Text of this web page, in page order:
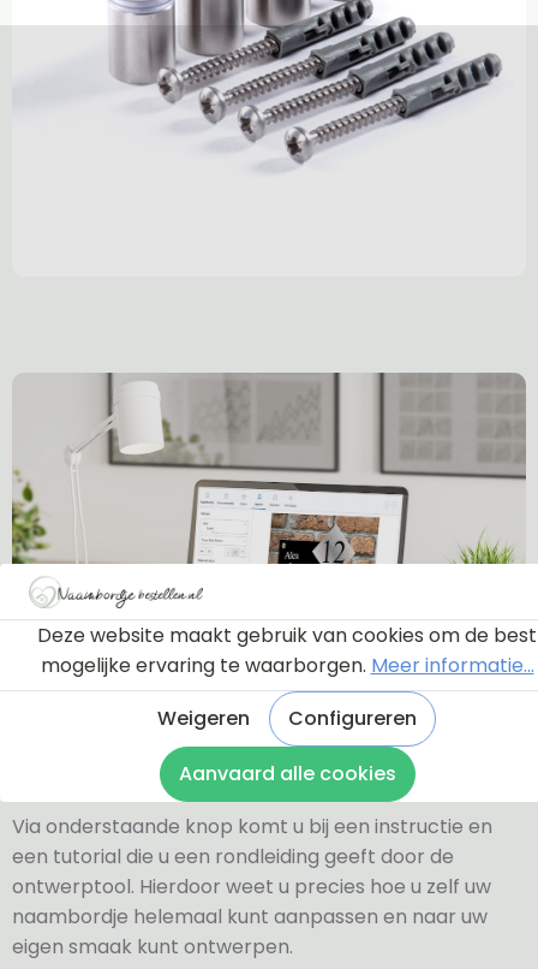
Ontwerptool
Via onderstaande knop komt u bij een instructie en
een tutorial die u een rondleiding geeft door de
ontwerptool. Hierdoor weet u precies hoe u zelf uw
naambordje helemaal kunt aanpassen en naar uw
eigen smaak kunt ontwerpen.
Deze website maakt gebruik van cookies om de best
mogelijke ervaring te waarborgen. Meer informatie...
Weigeren
Configureren
Aanvaard alle cookies